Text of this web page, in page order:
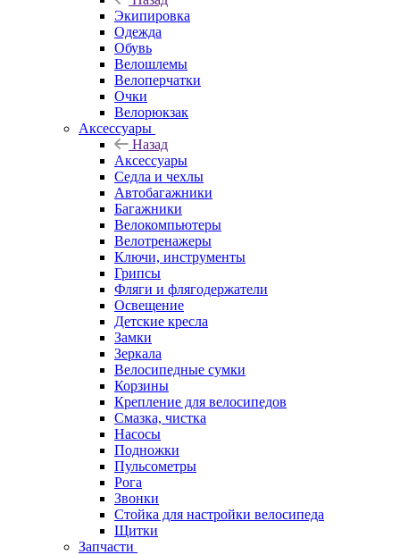
Экипировка
Одежда
Обувь
Велошлемы
Велоперчатки
Очки
Велорюкзак
Аксессуары
Назад
Аксессуары
Седла и чехлы
Автобагажники
Багажники
Велокомпьютеры
Велотренажеры
Ключи, инструменты
Грипсы
Фляги и флягодержатели
Освещение
Детские кресла
Замки
Зеркала
Велосипедные сумки
Корзины
Крепление для велосипедов
Смазка, чистка
Насосы
Подножки
Пульсометры
Рога
Звонки
Стойка для настройки велосипеда
Щитки
Запчасти